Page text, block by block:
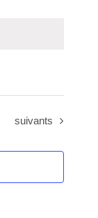
Évènements
suivants